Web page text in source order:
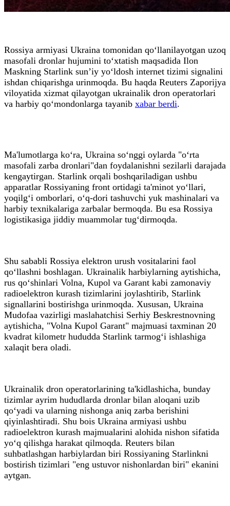
Rossiya armiyasi Ukraina tomonidan qo‘llanilayotgan uzoq
masofali dronlar hujumini to‘xtatish maqsadida Ilon
Maskning Starlink sun’iy yo‘ldosh internet tizimi signalini
ishdan chiqarishga urinmoqda. Bu haqda Reuters Zaporijya
viloyatida xizmat qilayotgan ukrainalik dron operatorlari
va harbiy qo‘mondonlarga tayanib xabar berdi.
Ma'lumotlarga ko‘ra, Ukraina so‘nggi oylarda "o‘rta
masofali zarba dronlari"dan foydalanishni sezilarli darajada
kengaytirgan. Starlink orqali boshqariladigan ushbu
apparatlar Rossiyaning front ortidagi ta'minot yo‘llari,
yoqilg‘i omborlari, o‘q-dori tashuvchi yuk mashinalari va
harbiy texnikalariga zarbalar bermoqda. Bu esa Rossiya
logistikasiga jiddiy muammolar tug‘dirmoqda.
Shu sababli Rossiya elektron urush vositalarini faol
qo‘llashni boshlagan. Ukrainalik harbiylarning aytishicha,
rus qo‘shinlari Volna, Kupol va Garant kabi zamonaviy
radioelektron kurash tizimlarini joylashtirib, Starlink
signallarini bostirishga urinmoqda. Xususan, Ukraina
Mudofaa vazirligi maslahatchisi Serhiy Beskrestnovning
aytishicha, "Volna Kupol Garant" majmuasi taxminan 20
kvadrat kilometr hududda Starlink tarmog‘i ishlashiga
xalaqit bera oladi.
Ukrainalik dron operatorlarining ta'kidlashicha, bunday
tizimlar ayrim hududlarda dronlar bilan aloqani uzib
qo‘yadi va ularning nishonga aniq zarba berishini
qiyinlashtiradi. Shu bois Ukraina armiyasi ushbu
radioelektron kurash majmualarini alohida nishon sifatida
yo‘q qilishga harakat qilmoqda. Reuters bilan
suhbatlashgan harbiylardan biri Rossiyaning Starlinkni
bostirish tizimlari "eng ustuvor nishonlardan biri" ekanini
aytgan.